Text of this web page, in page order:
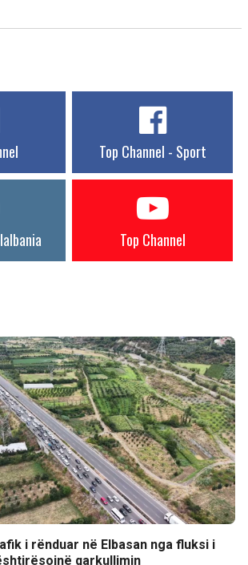
Top Channel - Sport
Top Channel
i rënduar në Elbasan nga fluksi i
qarkullimin